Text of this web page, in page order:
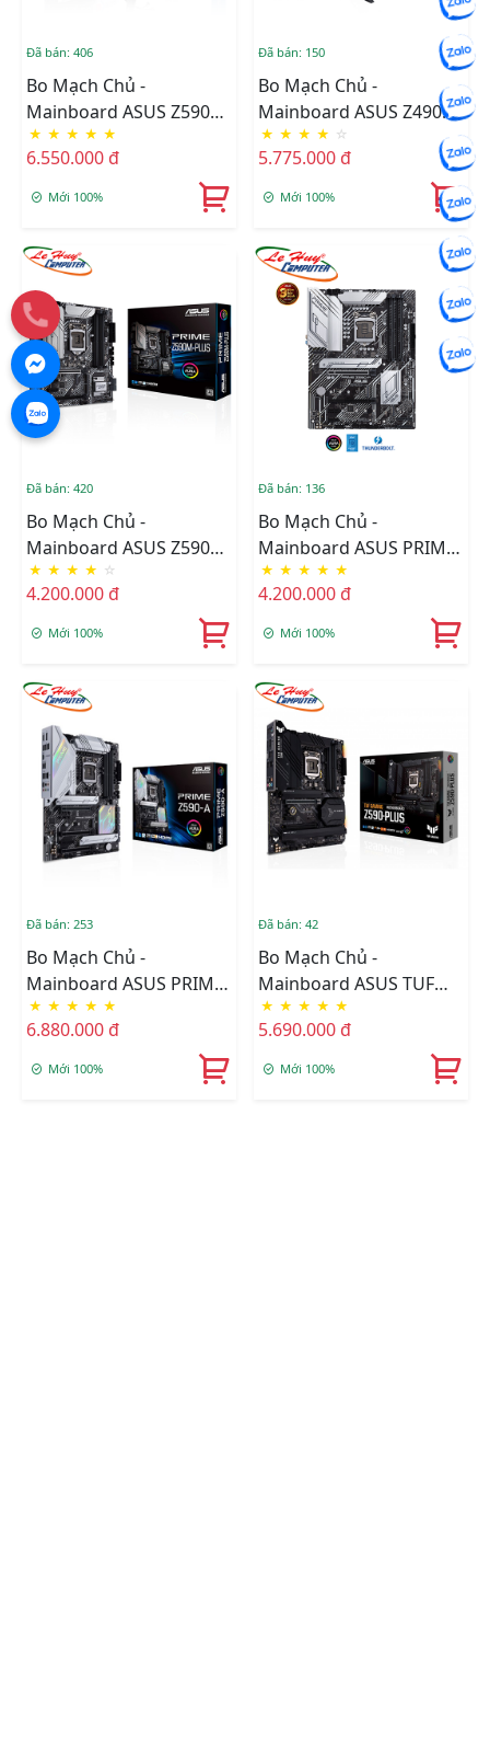
Đã bán: 406
Bo Mạch Chủ -
Mainboard ASUS Z590
WIFI GUNDAM EDITION
★ ★ ★ ★ ★
6.550.000 đ
Mới 100%
Đã bán: 150
Bo Mạch Chủ -
Mainboard ASUS Z490
GUNDAM WIFI
★ ★ ★ ★ ☆
5.775.000 đ
Mới 100%
Đã bán: 420
Bo Mạch Chủ -
Mainboard ASUS Z590M-
PLUS PRIME
★ ★ ★ ★ ☆
4.200.000 đ
Mới 100%
Đã bán: 136
Bo Mạch Chủ -
Mainboard ASUS PRIME
Z590-P/CSM
★ ★ ★ ★ ★
4.200.000 đ
Mới 100%
Đã bán: 253
Bo Mạch Chủ -
Mainboard ASUS PRIME
Z590-A
★ ★ ★ ★ ★
6.880.000 đ
Mới 100%
Đã bán: 42
Bo Mạch Chủ -
Mainboard ASUS TUF
GAMING Z590-PLUS
★ ★ ★ ★ ★
5.690.000 đ
Mới 100%